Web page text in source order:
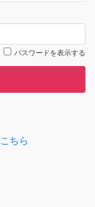
パスワードを表示する
こちら